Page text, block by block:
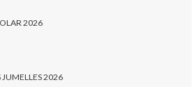
2026
JUMELLES 2026